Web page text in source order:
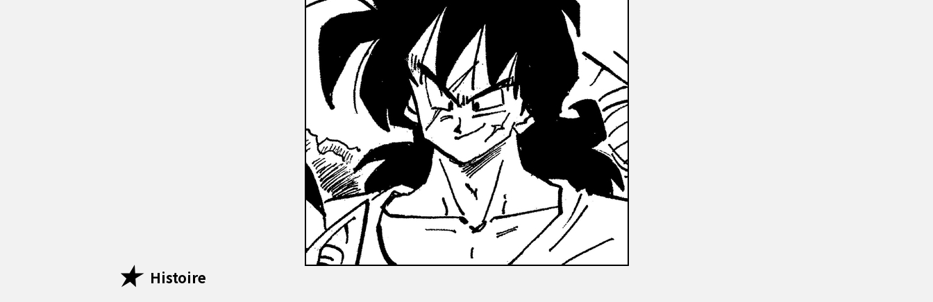
Histoire